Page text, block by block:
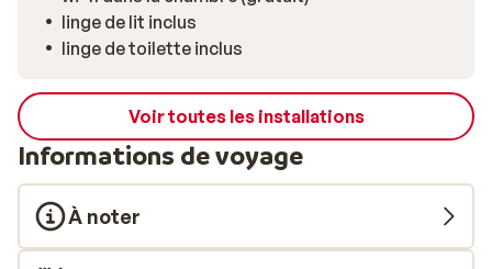
linge de lit inclus
linge de toilette inclus
Voir toutes les installations
Informations de voyage
À noter